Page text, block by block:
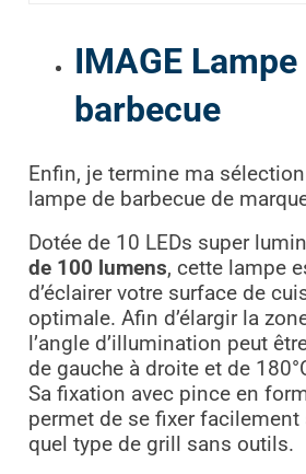
IMAGE Lampe
barbecue
Enfin, je termine ma
lampe de barbecue de
Dotée de 10 LEDs super
de 100 lumens, cette lampe
d’éclairer votre surface de
optimale. Afin d’élargir la
l’angle d’illumination peut
de gauche à droite et de
Sa fixation avec pince en
permet de se fixer facilement
quel type de grill sans outils.